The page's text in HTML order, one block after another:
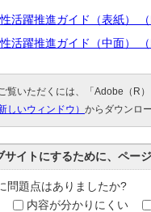
活躍推進ガイド（表紙） （
活躍推進ガイド（中面） （
覧いただくには、「Adobe（R
しいウィンドウ） からダウンロ
サイトにするために、ペー
問題点はありましたか?
内容が分かりにくい